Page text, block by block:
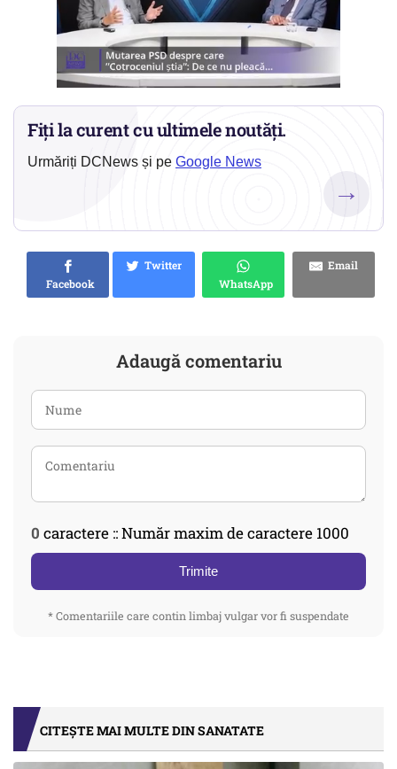
Fiți la curent cu ultimele noutăți.
Urmăriți DCNews și pe Google News
→
Facebook
Twitter
WhatsApp
Email
Adaugă comentariu
0 caractere :: Număr maxim de caractere 1000
Trimite
* Comentariile care contin limbaj vulgar vor fi suspendate
CITEȘTE MAI MULTE DIN SANATATE